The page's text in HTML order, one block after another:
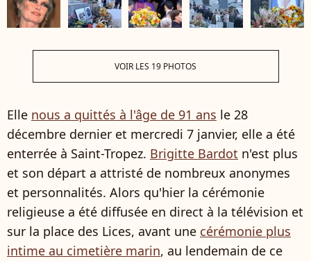
VOIR LES 19 PHOTOS
Elle nous a quittés à l'âge de 91 ans le 28
décembre dernier et mercredi 7 janvier, elle a été
enterrée à Saint-Tropez. Brigitte Bardot n'est plus
et son départ a attristé de nombreux anonymes
et personnalités. Alors qu'hier la cérémonie
religieuse a été diffusée en direct à la télévision et
sur la place des Lices, avant une cérémonie plus
intime au cimetière marin, au lendemain de ce